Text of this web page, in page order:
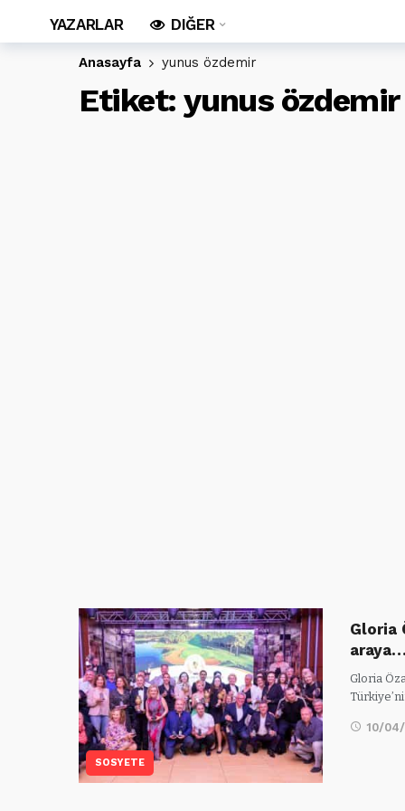
YAZARLAR DIĞER
Anasayfa yunus özdemir
Etiket:yunus özdemir
SOSYETE
Gloria
Gloria
10/